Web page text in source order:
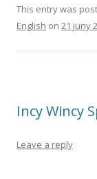
This entry was
English on 21 juny
Incy Wincy
Leave a reply